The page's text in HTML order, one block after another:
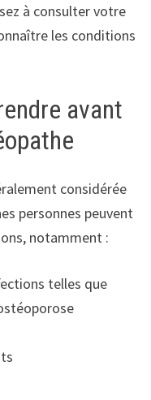
à consulter votre
les conditions
avant
considérée
personnes peuvent
notamment :
telles que